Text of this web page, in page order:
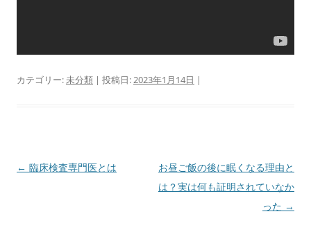
カテゴリー:未分類 | 投稿日:2023年1月14日 |
投
← 臨床検査専門医とは
お昼ご飯の後に眠くなる理由と
は？実は何も証明されていなか
った →